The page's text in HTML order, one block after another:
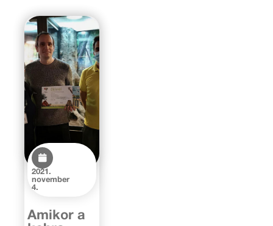
2021.
november
4.
Amikor a